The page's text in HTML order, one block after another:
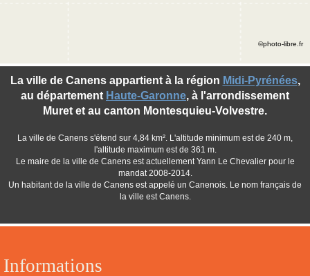
Informations
La ville de Canens appartient à la région Midi-Pyrénées,
au département Haute-Garonne, à l'arrondissement
Muret et au canton Montesquieu-Volvestre.
La ville de Canens s'étend sur 4,84 km². L'altitude minimum est de 240 m,
l'altitude maximum est de 361 m.
Le maire de la ville de Canens est actuellement Yann Le Chevalier pour le
mandat 2008-2014.
Un habitant de la ville de Canens est appelé un Canenois. Le nom français de
la ville est Canens.
©photo-libre.fr